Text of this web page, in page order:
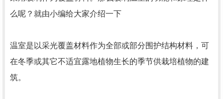
么呢？就由小编给大家介绍一下
温室是以采光覆盖材料作为全部或部分围护结构材料，可
在冬季或其它不适宜露地植物生长的季节供栽培植物的建
筑。